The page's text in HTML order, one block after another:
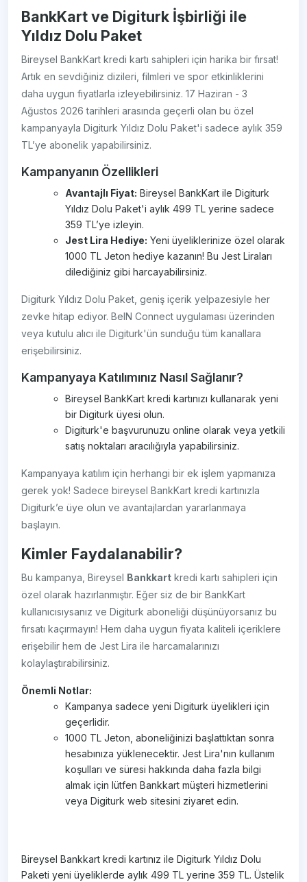
BankKart ve Digiturk İşbirliği ile
Yıldız Dolu Paket
Bireysel BankKart kredi kartı sahipleri için harika bir fırsat!
Artık en sevdiğiniz dizileri, filmleri ve spor etkinliklerini
daha uygun fiyatlarla izleyebilirsiniz. 17 Haziran - 3
Ağustos 2026 tarihleri arasında geçerli olan bu özel
kampanyayla Digiturk Yıldız Dolu Paket'i sadece aylık 359
TL’ye abonelik yapabilirsiniz.
Kampanyanın Özellikleri
Avantajlı Fiyat: Bireysel BankKart ile Digiturk
Yıldız Dolu Paket'i aylık 499 TL yerine sadece
359 TL’ye izleyin.
Jest Lira Hediye: Yeni üyeliklerinize özel olarak
1000 TL Jeton hediye kazanın! Bu Jest Liraları
dilediğiniz gibi harcayabilirsiniz.
Digiturk Yıldız Dolu Paket, geniş içerik yelpazesiyle her
zevke hitap ediyor. BeIN Connect uygulaması üzerinden
veya kutulu alıcı ile Digiturk'ün sunduğu tüm kanallara
erişebilirsiniz.
Kampanyaya Katılımınız Nasıl Sağlanır?
Bireysel BankKart kredi kartınızı kullanarak yeni
bir Digiturk üyesi olun.
Digiturk'e başvurunuzu online olarak veya yetkili
satış noktaları aracılığıyla yapabilirsiniz.
Kampanyaya katılım için herhangi bir ek işlem yapmanıza
gerek yok! Sadece bireysel BankKart kredi kartınızla
Digiturk’e üye olun ve avantajlardan yararlanmaya
başlayın.
Kimler Faydalanabilir?
Bu kampanya, Bireysel Bankkart kredi kartı sahipleri için
özel olarak hazırlanmıştır. Eğer siz de bir BankKart
kullanıcısıysanız ve Digiturk aboneliği düşünüyorsanız bu
fırsatı kaçırmayın! Hem daha uygun fiyata kaliteli içeriklere
erişebilir hem de Jest Lira ile harcamalarınızı
kolaylaştırabilirsiniz.
Önemli Notlar:
Kampanya sadece yeni Digiturk üyelikleri için
geçerlidir.
1000 TL Jeton, aboneliğinizi başlattıktan sonra
hesabınıza yüklenecektir. Jest Lira'nın kullanım
koşulları ve süresi hakkında daha fazla bilgi
almak için lütfen Bankkart müşteri hizmetlerini
veya Digiturk web sitesini ziyaret edin.
Bireysel Bankkart kredi kartınız ile Digiturk Yıldız Dolu
Paketi yeni üyeliklerde aylık 499 TL yerine 359 TL. Üstelik